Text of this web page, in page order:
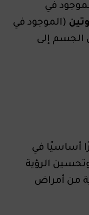
في
(الموجود في
الجسم إلى
أساسيًا في
الرؤية
من أمراض